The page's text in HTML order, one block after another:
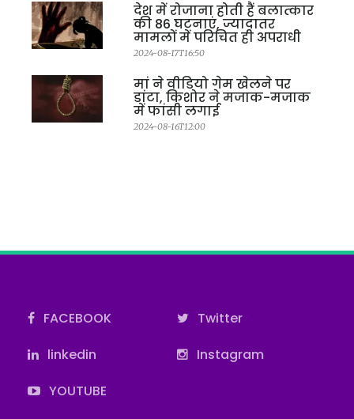
देश में रोजाना होती हैं बलात्कार
की 86 घटनाएं, ज्यादातर
मामलों में परिचित ही अपराधी
2024-08-17T16:50
मां ने वीडियो गेम खेलने पर
डांटा, किशोर ने मजाक-मजाक
में फांसी लगाई
2024-08-16T12:00
FACEBOOK
Twitter
linkedin
Instagram
YOUTUBE